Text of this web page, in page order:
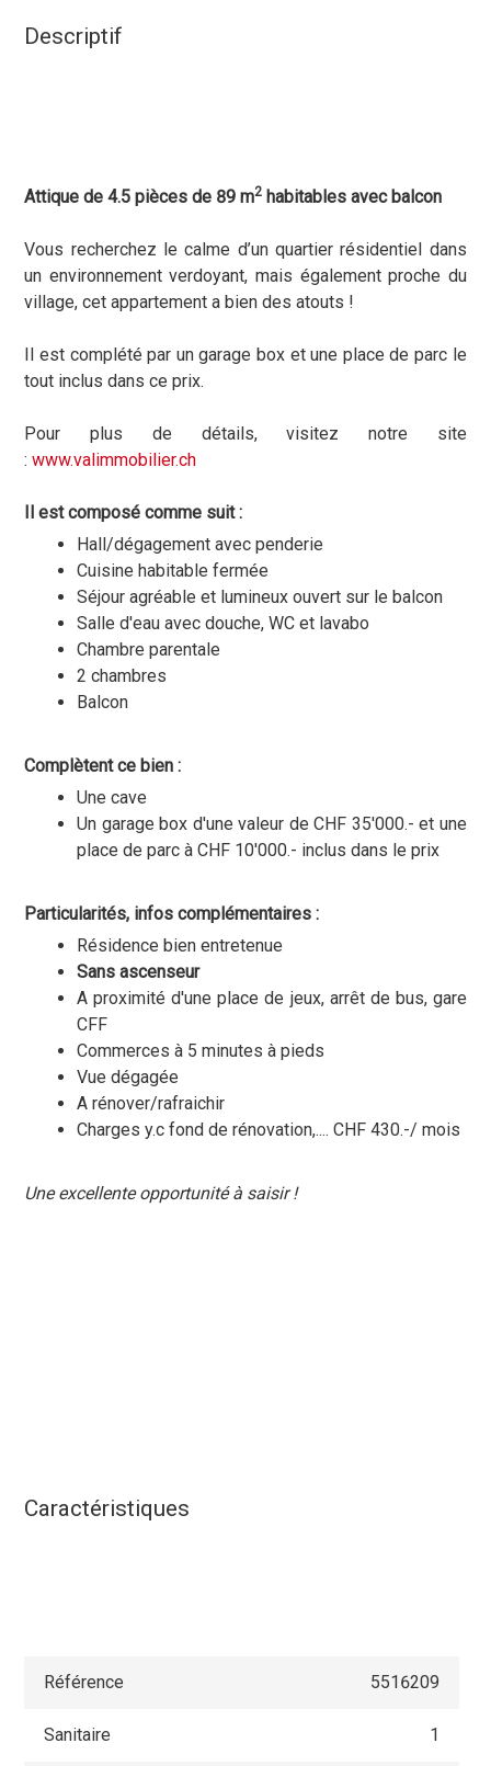
Descriptif
Attique de 4.5 pièces de 89 m2 habitables avec balcon
Vous recherchez le calme d’un quartier résidentiel dans
un environnement verdoyant, mais également proche du
village, cet appartement a bien des atouts !
Il est complété par un garage box et une place de parc le
tout inclus dans ce prix.
Pour plus de détails, visitez notre site
:www.valimmobilier.ch
Il est composé comme suit :
Hall/dégagement avec penderie
Cuisine habitable fermée
Séjour agréable et lumineux ouvert sur le balcon
Salle d'eau avec douche, WC et lavabo
Chambre parentale
2 chambres
Balcon
Complètent ce bien :
Une cave
Un garage box d'une valeur de CHF 35'000.- et une
place de parc à CHF 10'000.- inclus dans le prix
Particularités, infos complémentaires :
Résidence bien entretenue
Sans ascenseur
A proximité d'une place de jeux, arrêt de bus, gare
CFF
Commerces à 5 minutes à pieds
Vue dégagée
A rénover/rafraichir
Charges y.c fond de rénovation,.... CHF 430.-/ mois
Une excellente opportunité à saisir !
Caractéristiques
Référence 5516209
Sanitaire 1